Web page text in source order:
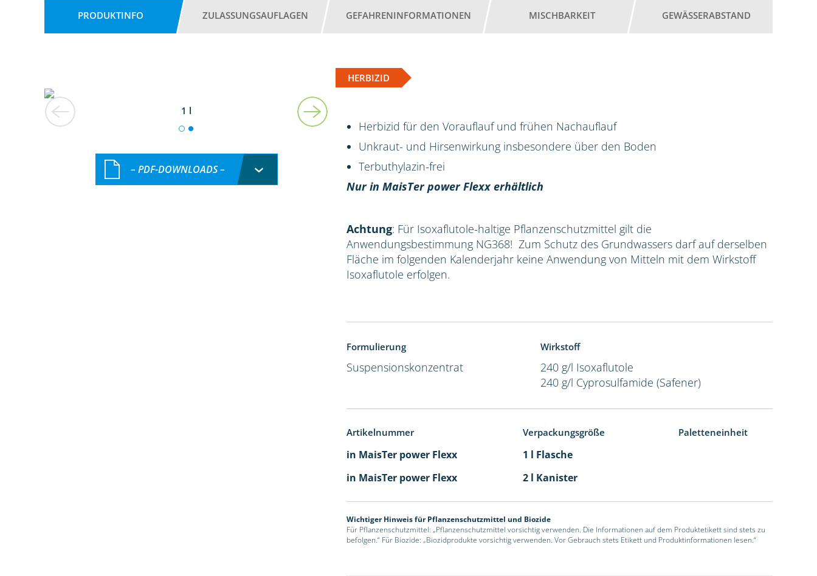
PRODUKTINFO ZULASSUNGSAUFLAGEN GEFAHRENINFORMATIONEN MISCHBARKEIT GEWÄSSERABSTAND
HERBIZID
1 l
– PDF-DOWNLOADS –
Herbizid für den Vorauflauf und frühen Nachauflauf
Unkraut- und Hirsenwirkung insbesondere über den Boden
Terbuthylazin-frei
Nur in MaisTer power Flexx erhältlich
Achtung: Für Isoxaflutole-haltige Pflanzenschutzmittel gilt die
Anwendungsbestimmung NG368! Zum Schutz des Grundwassers darf auf derselben
Fläche im folgenden Kalenderjahr keine Anwendung von Mitteln mit dem Wirkstoff
Isoxaflutole erfolgen.
Formulierung
Suspensionskonzentrat
Wirkstoff
240 g/l Isoxaflutole
240 g/l Cyprosulfamide (Safener)
Artikelnummer Verpackungsgröße Paletteneinheit
in MaisTer power Flexx
1 l Flasche
in MaisTer power Flexx
2 l Kanister
Wichtiger Hinweis für Pflanzenschutzmittel und Biozide
Für Pflanzenschutzmittel: „Pflanzenschutzmittel vorsichtig verwenden. Die Informationen auf dem Produktetikett sind stets zu
befolgen.“ Für Biozide: „Biozidprodukte vorsichtig verwenden. Vor Gebrauch stets Etikett und Produktinformationen lesen.“